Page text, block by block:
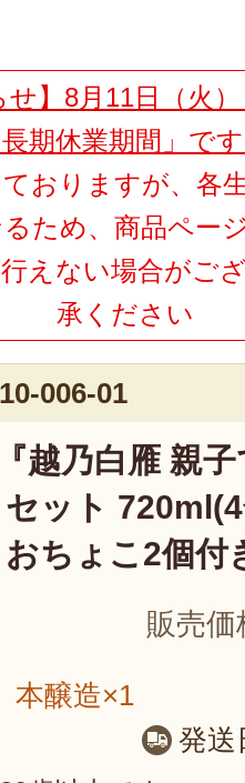
せ】8月11日（火
期休業期間」で
おりますが、各
ため、商品ペー
えない場合がご
承ください
006-01
『越乃白雁 親
セット
おちょこ2個付
販売価
本醸造×1
発送